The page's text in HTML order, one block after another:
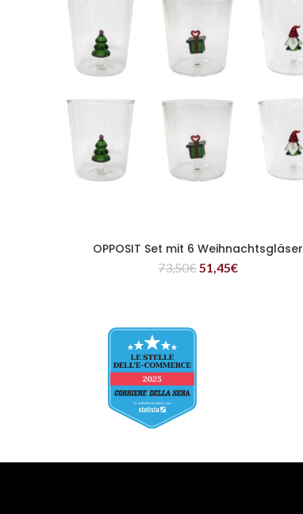
WEITERLESEN
OPPOSIT Set mit 6 Weihnachtsgläser
73,50€51,45€